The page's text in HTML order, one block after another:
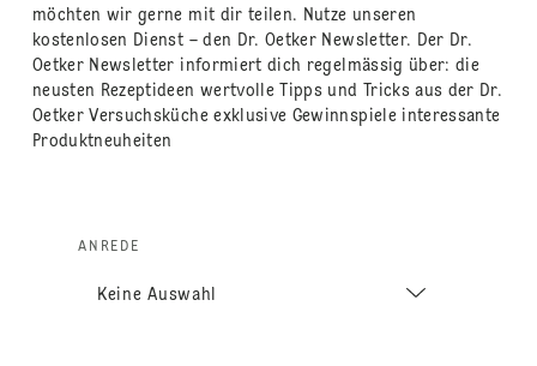
möchten wir gerne mit dir teilen. Nutze unseren
kostenlosen Dienst – den Dr. Oetker Newsletter. Der Dr.
Oetker Newsletter informiert dich regelmässig über: die
neusten Rezeptideen wertvolle Tipps und Tricks aus der Dr.
Oetker Versuchsküche exklusive Gewinnspiele interessante
Produktneuheiten
ANREDE